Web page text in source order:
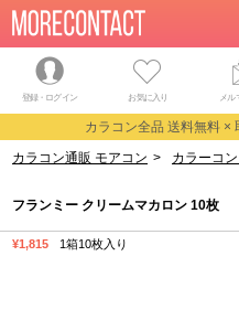
登録・ログイン お気に入り メル
カラコン全品 送料無料 ×
カラコン通販 モアコン > カラーコ
フランミー クリームマカロン 10枚
¥1,815 1箱10枚入り